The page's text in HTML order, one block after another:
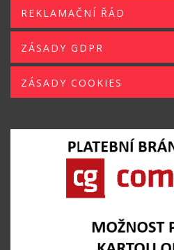
REKLAMAČNÍ ŘÁD
ZÁSADY GDPR
ZÁSADY COOKIES